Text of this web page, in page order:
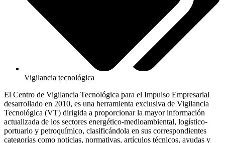
Vigilancia tecnológica
El Centro de Vigilancia Tecnológica para el Impulso Empresarial
desarrollado en 2010, es una herramienta exclusiva de Vigilancia
Tecnológica (VT) dirigida a proporcionar la mayor información
actualizada de los sectores energético-medioambiental, logístico-
portuario y petroquímico, clasificándola en sus correspondientes
categorías como noticias, normativas, artículos técnicos, ayudas y